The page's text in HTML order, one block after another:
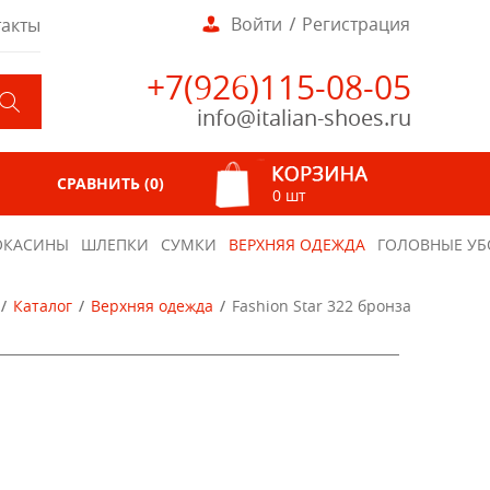
Войти Регистрация
+7(926)115-08-05
info@italian-shoes.ru
0 шт
СРАВНИТЬ (0)
ШЛЕПКИ СУМКИ ВЕРХНЯЯ ОДЕЖДА ГОЛОВНЫЕ
Каталог Верхняя одежда Fashion Star 322 бронза